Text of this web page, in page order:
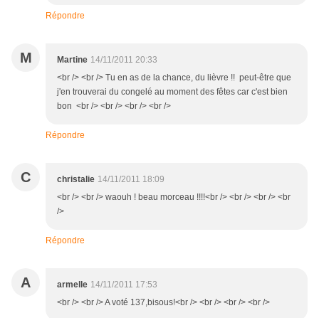
Répondre
M Martine 14/11/2011 20:33
<br /> <br /> Tu en as de la chance, du lièvre !! peut-être que
j'en trouverai du congelé au moment des fêtes car c'est bien
bon <br /> <br /> <br /> <br />
Répondre
C christalie 14/11/2011 18:09
<br /> <br /> waouh ! beau morceau !!!!<br /> <br /> <br /> <br
/>
Répondre
A armelle 14/11/2011 17:53
<br /> <br /> A voté 137,bisous!<br /> <br /> <br /> <br />